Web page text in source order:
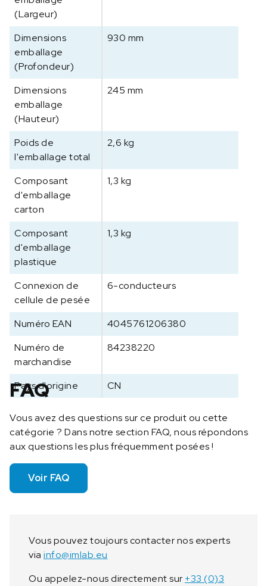
(Largeur)
Dimensions
emballage
(Profondeur)
930 mm
Dimensions
emballage
(Hauteur)
245 mm
Poids de
l'emballage total
2,6 kg
Composant
d'emballage
carton
1,3 kg
Composant
d'emballage
plastique
1,3 kg
Connexion de
cellule de pesée
6-conducteurs
Numéro EAN
4045761206380
Numéro de
marchandise
84238220
Pays d'origine CN
FAQ
Vous avez des questions sur ce produit ou cette
catégorie ? Dans notre section FAQ, nous répondons
aux questions les plus fréquemment posées !
Voir FAQ
Vous pouvez toujours contacter nos experts
via info@imlab.eu
Ou appelez-nous directement sur +33 (0)3